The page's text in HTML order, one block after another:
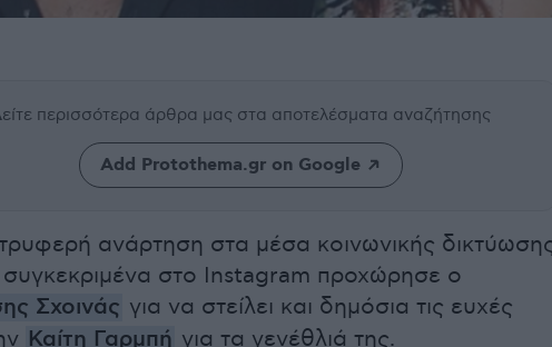
περισσότερα άρθρα μας στα αποτελέσματα αναζήτησης
Add Protothema.gr on Google
ανάρτηση στα μέσα κοινωνικής
συγκεκριμένα στο Instagram προχώρησε ο
Σχοινάς για να στείλει και δημόσια τις ευχές
Καίτη Γαρμπή για τα γενέθλιά της.